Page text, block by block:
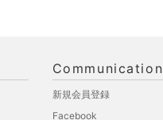
Communication
新規会員登録
Facebook